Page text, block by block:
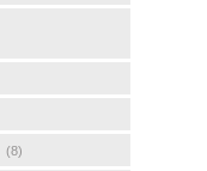
(8)